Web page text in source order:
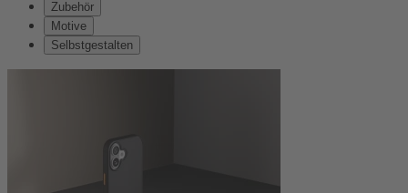
Zubehör
Motive
Selbstgestalten